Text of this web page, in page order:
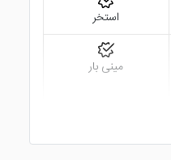
استخر
مینی بار